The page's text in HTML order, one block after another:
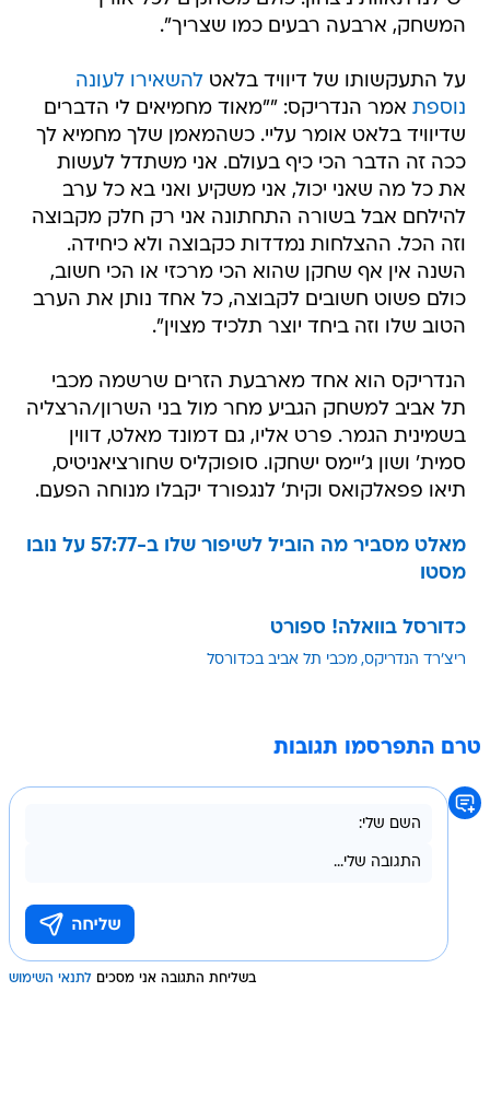
על התעקשותו של דיוויד בלאטלהשאירו לעונה
שדיוויד בלאט אומר עליי. כשהמאמן שלך מחמיא לך
ככה זה הדבר הכי כיף בעולם. אני משתדל לעשות
את כל מה שאני יכול, אני משקיע ואני בא כל ערב
להילחם אבל בשורה התחתונה אני רק חלק מקבוצה
וזה הכל. ההצלחות נמדדות כקבוצה ולא כיחידה.
השנה אין אף שחקן שהוא הכי מרכזי או הכי חשוב,
כולם פשוט חשובים לקבוצה, כל אחד נותן את הערב
הטוב שלו וזה ביחד יוצר תלכיד מצוין".
הנדריקס הוא אחד מארבעת הזרים שרשמה מכבי
בשמינית הגמר. פרט אליו, גם דמונד מאלט, דווין
סמית' ושון ג'יימס ישחקו. סופוקליס שחורציאניטיס,
תיאו פפאלקואס וקית' לנגפורד יקבלו מנוחה הפעם.
מאלט מסביר מה הוביל לשיפור שלו ב-57:77 על נובו
כדורסל בוואלה! ספורט
בשליחת התגובה אני מסכים לתנאי השימוש